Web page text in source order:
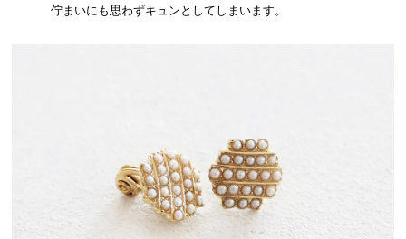
佇まいにも思わずキュンとしてしまいます。